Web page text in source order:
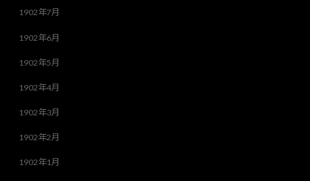
1902年7月
1902年6月
1902年5月
1902年4月
1902年3月
1902年2月
1902年1月